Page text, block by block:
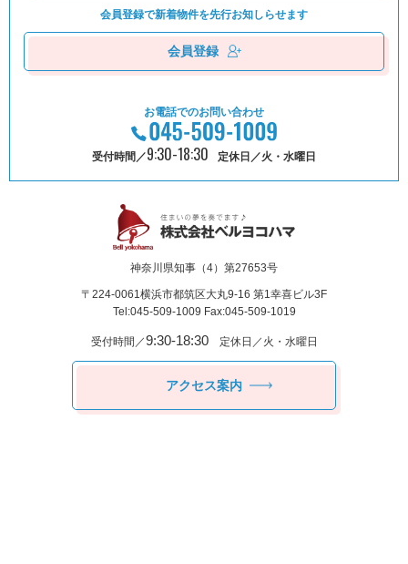
会員登録で新着物件を先⾏お知しらせます
会員登録
お電話でのお問い合わせ
受付時間／9:30-18:30 定休日／火・水曜日
神奈川県知事（4）第27653号
〒224-0061横浜市都筑区⼤丸9-16 第1幸喜ビル3F
Tel:045-509-1009 Fax:045-509-1019
受付時間／9:30-18:30定休日／火・水曜日
アクセス案内